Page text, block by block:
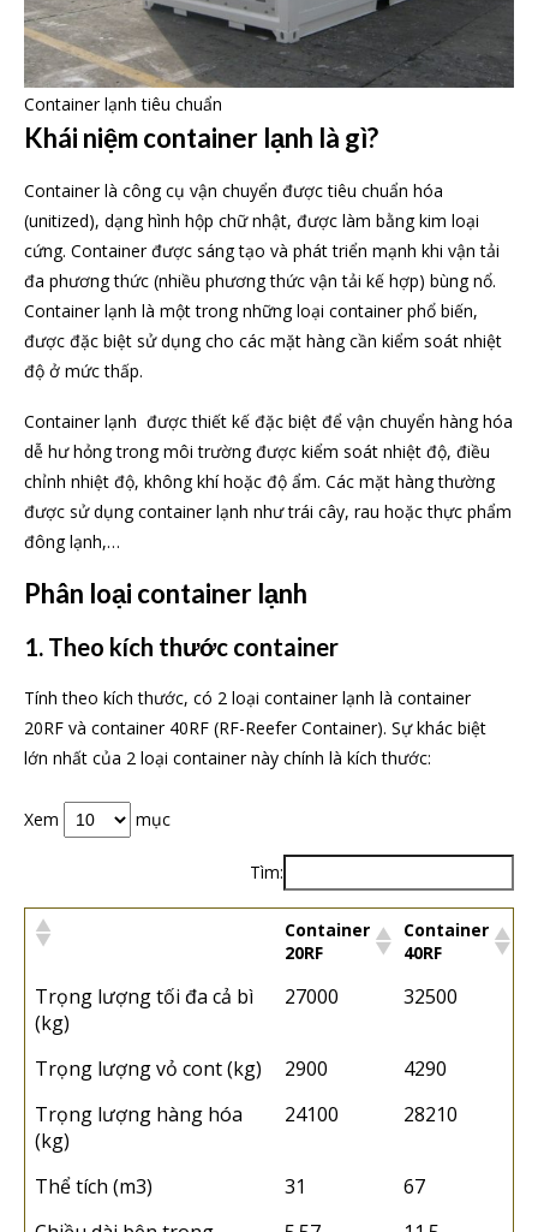
Container lạnh tiêu chuẩn
Khái niệm container lạnh là gì?
Container là công cụ vận chuyển được tiêu chuẩn hóa
(unitized), dạng hình hộp chữ nhật, được làm bằng kim loại
cứng. Container được sáng tạo và phát triển mạnh khi vận tải
đa phương thức (nhiều phương thức vận tải kế hợp) bùng nổ.
Container lạnh là một trong những loại container phổ biến,
được đặc biệt sử dụng cho các mặt hàng cần kiểm soát nhiệt
độ ở mức thấp.
Container lạnh được thiết kế đặc biệt để vận chuyển hàng hóa
dễ hư hỏng trong môi trường được kiểm soát nhiệt độ, điều
chỉnh nhiệt độ, không khí hoặc độ ẩm. Các mặt hàng thường
được sử dụng container lạnh như trái cây, rau hoặc thực phẩm
đông lạnh,…
Phân loại container lạnh
1. Theo kích thước container
Tính theo kích thước, có 2 loại container lạnh là container
20RF và container 40RF (RF-Reefer Container). Sự khác biệt
lớn nhất của 2 loại container này chính là kích thước:
Xem mục
Tìm:
Container
20RF
Container
40RF
Trọng lượng tối đa cả bì
(kg)
27000 32500
Trọng lượng vỏ cont (kg) 2900
4290
Trọng lượng hàng hóa
(kg)
24100 28210
Thể tích (m3) 31
67